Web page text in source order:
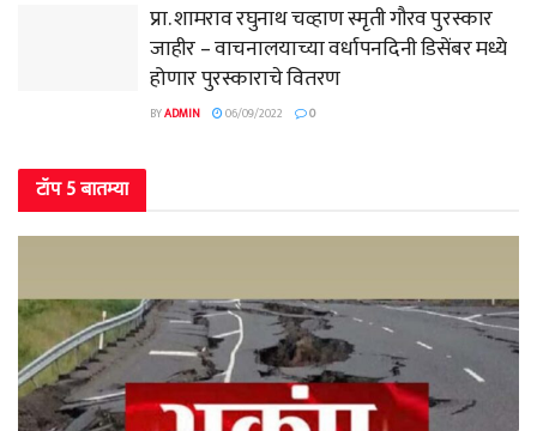
प्रा. शामराव रघुनाथ चव्हाण स्मृती गौरव पुरस्कार
जाहीर – वाचनालयाच्या वर्धापनदिनी डिसेंबर मध्ये
होणार पुरस्काराचे वितरण
BYADMIN 06/09/2022 0
टॉप 5 बातम्या